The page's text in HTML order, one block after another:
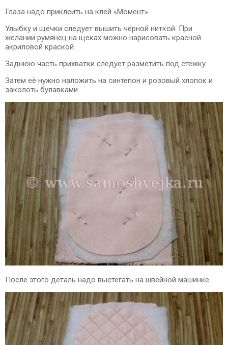
Глаза надо приклеить на клей «Момент».
Улыбку и щёчки следует вышить чёрной ниткой. При
желании румянец на щеках можно нарисовать красной
акриловой краской.
Заднюю часть прихватки следует разметить под стёжку.
Затем её нужно наложить на синтепон и розовый хлопок и
заколоть булавками.
После этого деталь надо выстегать на швейной машинке.